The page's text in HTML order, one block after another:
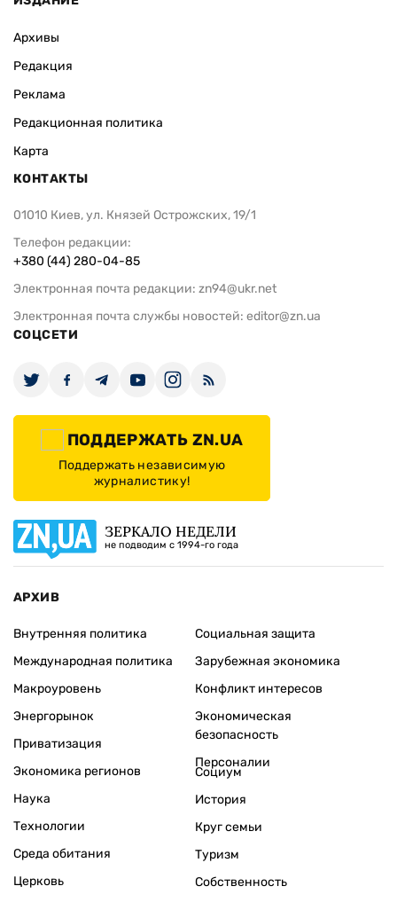
Архивы
Редакция
Реклама
Редакционная политика
Карта
КОНТАКТЫ
01010 Киев, ул. Князей Острожских, 19/1
Телефон редакции:
+380 (44) 280-04-85
Электронная почта редакции: zn94@ukr.net
Электронная почта службы новостей: editor@zn.ua
СОЦСЕТИ
ПОДДЕРЖАТЬ ZN.UA
Поддержать независимую
журналистику!
ЗЕРКАЛО НЕДЕЛИ
не подводим с 1994-го года
АРХИВ
Внутренняя политика
Международная политика
Макроуровень
Энергорынок
Приватизация
Экономика регионов
Социальная защита
Зарубежная экономика
Конфликт интересов
Экономическая
безопасность
Персоналии
Наука
Технологии
Среда обитания
Церковь
Социум
История
Круг семьи
Туризм
Собственность